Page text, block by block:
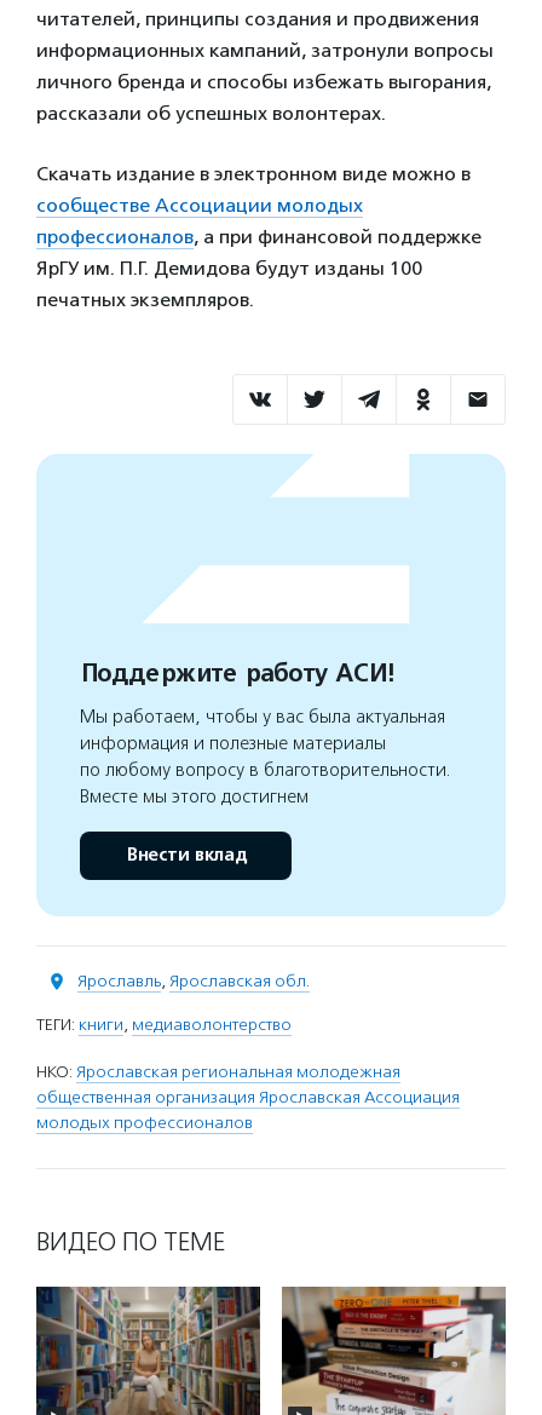
читателей, принципы создания и продвижения
информационных кампаний, затронули вопросы
личного бренда и способы избежать выгорания,
рассказали об успешных волонтерах.
Скачать издание в электронном виде можно в
сообществе Ассоциации молодых
профессионалов, а при финансовой поддержке
ЯрГУ им. П.Г. Демидова будут изданы 100
печатных экземпляров.
Поддержите работу АСИ!
Мы работаем, чтобы у вас была актуальная
информация и полезные материалы
по любому вопросу в благотворительности.
Вместе мы этого достигнем
Внести вклад
Ярославль, Ярославская обл.
ТЕГИ: книги, медиаволонтерство
НКО: Ярославская региональная молодежная
общественная организация Ярославская Ассоциация
молодых профессионалов
ВИДЕО ПО ТЕМЕ